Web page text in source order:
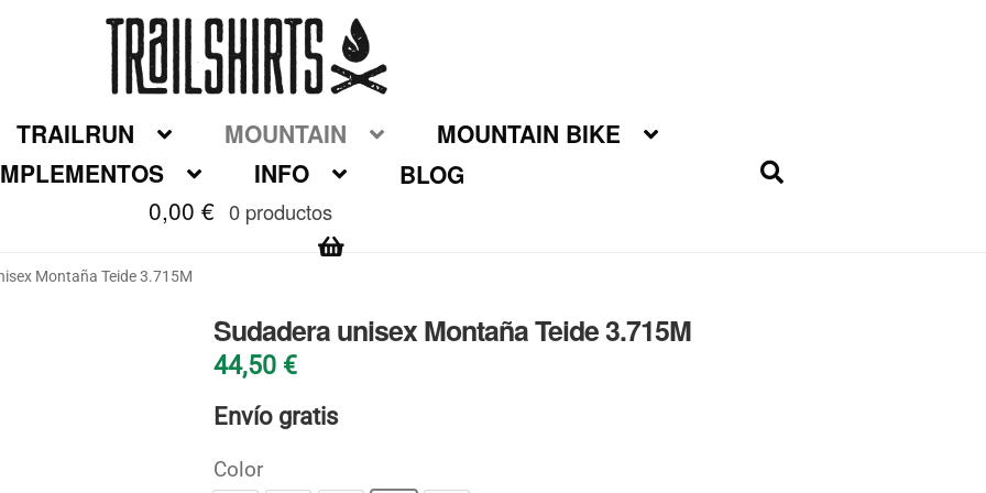
TRAILRUN MOUNTAIN
MOUNTAIN BIKE
INFO
BLOG
0,00€ 0 productos
Montaña Teide 3.715M
Sudadera unisex Montaña Teide 3.715M
44,50 €
Envío gratis
Color